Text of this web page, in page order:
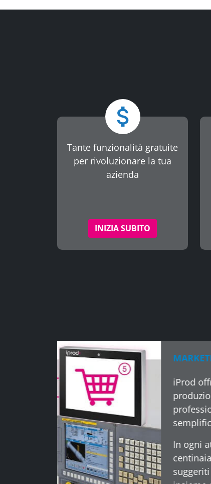
Tante funzionalità gratuite
per rivoluzionare la tua
azienda
INIZIA SUBITO